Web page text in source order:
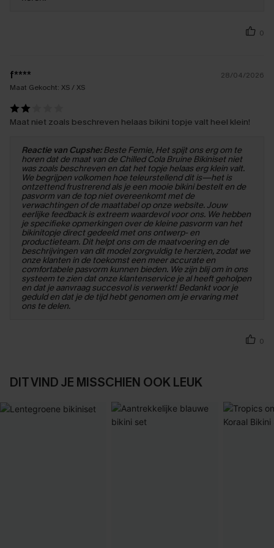
0
f****
28/04/2026
Maat Gekocht: XS / XS
Maat niet zoals beschreven helaas bikini topje valt heel klein!
Reactie van Cupshe:Beste Femie, Het spijt ons erg om te
horen dat de maat van de Chilled Cola Bruine Bikiniset niet
was zoals beschreven en dat het topje helaas erg klein valt.
We begrijpen volkomen hoe teleurstellend dit is—het is
ontzettend frustrerend als je een mooie bikini bestelt en de
pasvorm van de top niet overeenkomt met de
verwachtingen of de maattabel op onze website. Jouw
eerlijke feedback is extreem waardevol voor ons. We hebben
je specifieke opmerkingen over de kleine pasvorm van het
bikinitopje direct gedeeld met ons ontwerp- en
productieteam. Dit helpt ons om de maatvoering en de
beschrijvingen van dit model zorgvuldig te herzien, zodat we
onze klanten in de toekomst een meer accurate en
comfortabele pasvorm kunnen bieden. We zijn blij om in ons
systeem te zien dat onze klantenservice je al heeft geholpen
en dat je aanvraag succesvol is verwerkt! Bedankt voor je
geduld en dat je de tijd hebt genomen om je ervaring met
ons te delen.
0
DIT VIND JE MISSCHIEN OOK LEUK